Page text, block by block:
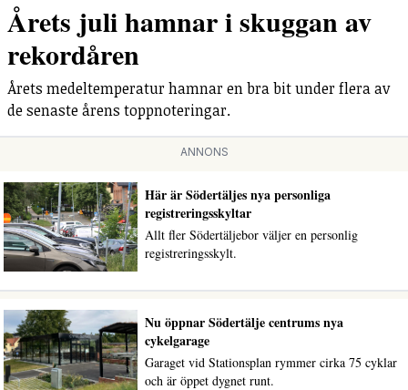
Årets juli hamnar i skuggan av
rekordåren
Årets medeltemperatur hamnar en bra bit under flera av
de senaste årens toppnoteringar.
ANNONS
Här är Södertäljes nya personliga
registreringsskyltar
Allt fler Södertäljebor väljer en personlig
registreringsskylt.
Nu öppnar Södertälje centrums nya
cykelgarage
Garaget vid Stationsplan rymmer cirka 75 cyklar
och är öppet dygnet runt.